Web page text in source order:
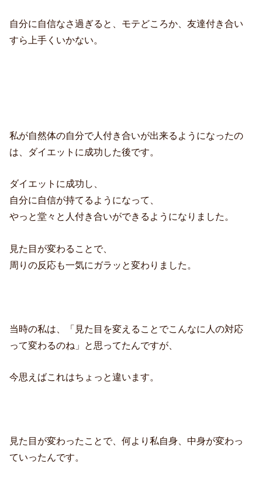
自分に自信なさ過ぎると、モテどころか、友達付き合い
すら上手くいかない。
私が自然体の自分で人付き合いが出来るようになったの
は、ダイエットに成功した後です。
ダイエットに成功し、
自分に自信が持てるようになって、
やっと堂々と人付き合いができるようになりました。
見た目が変わることで、
周りの反応も一気にガラッと変わりました。
当時の私は、「見た目を変えることでこんなに人の対応
って変わるのね」と思ってたんですが、
今思えばこれはちょっと違います。
見た目が変わったことで、何より私自身、中身が変わっ
ていったんです。